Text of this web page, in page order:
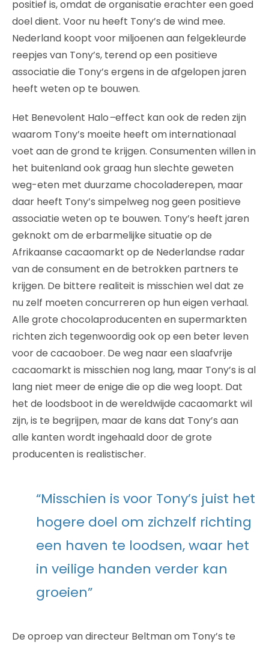
positief is, omdat de organisatie erachter een goed
doel dient. Voor nu heeft Tony’s de wind mee.
Nederland koopt voor miljoenen aan felgekleurde
reepjes van Tony’s, terend op een positieve
associatie die Tony’s ergens in de afgelopen jaren
heeft weten op te bouwen.
Het Benevolent Halo–effect kan ook de reden zijn
waarom Tony’s moeite heeft om internationaal
voet aan de grond te krijgen. Consumenten willen in
het buitenland ook graag hun slechte geweten
weg-eten met duurzame chocoladerepen, maar
daar heeft Tony’s simpelweg nog geen positieve
associatie weten op te bouwen. Tony’s heeft jaren
geknokt om de erbarmelijke situatie op de
Afrikaanse cacaomarkt op de Nederlandse radar
van de consument en de betrokken partners te
krijgen. De bittere realiteit is misschien wel dat ze
nu zelf moeten concurreren op hun eigen verhaal.
Alle grote chocolaproducenten en supermarkten
richten zich tegenwoordig ook op een beter leven
voor de cacaoboer. De weg naar een slaafvrije
cacaomarkt is misschien nog lang, maar Tony’s is al
lang niet meer de enige die op die weg loopt. Dat
het de loodsboot in de wereldwijde cacaomarkt wil
zijn, is te begrijpen, maar de kans dat Tony’s aan
alle kanten wordt ingehaald door de grote
producenten is realistischer.
“Misschien is voor Tony’s juist het
hogere doel om zichzelf richting
een haven te loodsen, waar het
in veilige handen verder kan
groeien”
De oproep van directeur Beltman om Tony’s te